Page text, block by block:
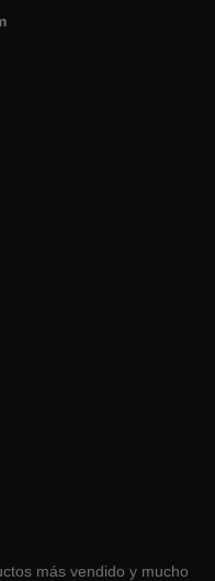
más vendido y mucho